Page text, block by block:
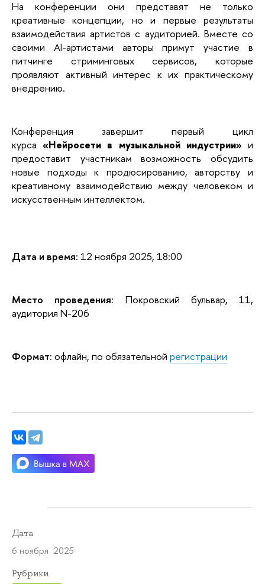
На конференции они представят не только
креативные концепции, но и первые результаты
взаимодействия артистов с аудиторией. Вместе со
своими AI-артистами авторы примут участие в
питчинге стриминговых сервисов, которые
проявляют активный интерес к их практическому
внедрению.
Конференция завершит первый цикл
курса «Нейросети в музыкальной индустрии» и
предоставит участникам возможность обсудить
новые подходы к продюсированию, авторству и
креативному взаимодействию между человеком и
искусственным интеллектом.
Дата и время: 12 ноября 2025, 18:00
Место проведения: Покровский бульвар, 11,
аудитория N-206
Формат: офлайн, по обязательной регистрации
Дата
6 ноября 2025
Рубрики